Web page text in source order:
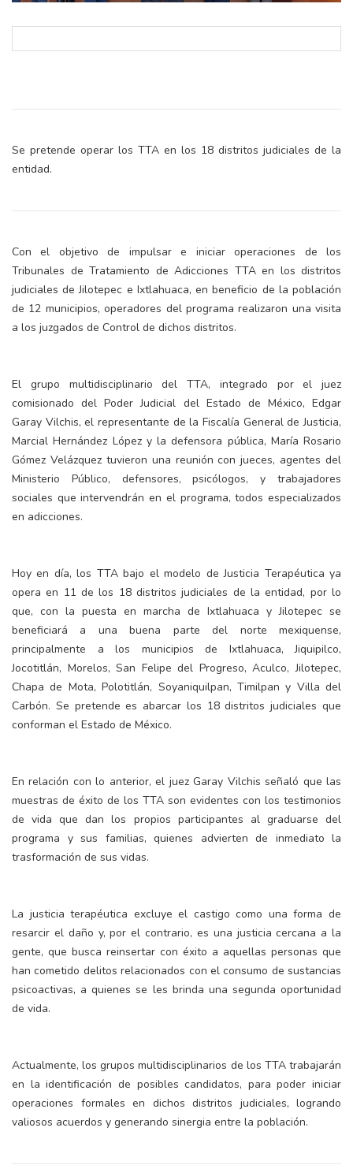
Se pretende operar los TTA en los 18 distritos judiciales de la
entidad.
Con el objetivo de impulsar e iniciar operaciones de los
Tribunales de Tratamiento de Adicciones TTA en los distritos
judiciales de Jilotepec e Ixtlahuaca, en beneficio de la población
de 12 municipios, operadores del programa realizaron una visita
a los juzgados de Control de dichos distritos.
El grupo multidisciplinario del TTA, integrado por el juez
comisionado del Poder Judicial del Estado de México, Edgar
Garay Vilchis, el representante de la Fiscalía General de Justicia,
Marcial Hernández López y la defensora pública, María Rosario
Gómez Velázquez tuvieron una reunión con jueces, agentes del
Ministerio Público, defensores, psicólogos, y trabajadores
sociales que intervendrán en el programa, todos especializados
en adicciones.
Hoy en día, los TTA bajo el modelo de Justicia Terapéutica ya
opera en 11 de los 18 distritos judiciales de la entidad, por lo
que, con la puesta en marcha de Ixtlahuaca y Jilotepec se
beneficiará a una buena parte del norte mexiquense,
principalmente a los municipios de Ixtlahuaca, Jiquipilco,
Jocotitlán, Morelos, San Felipe del Progreso, Aculco, Jilotepec,
Chapa de Mota, Polotitlán, Soyaniquilpan, Timilpan y Villa del
Carbón. Se pretende es abarcar los 18 distritos judiciales que
conforman el Estado de México.
En relación con lo anterior, el juez Garay Vilchis señaló que las
muestras de éxito de los TTA son evidentes con los testimonios
de vida que dan los propios participantes al graduarse del
programa y sus familias, quienes advierten de inmediato la
trasformación de sus vidas.
La justicia terapéutica excluye el castigo como una forma de
resarcir el daño y, por el contrario, es una justicia cercana a la
gente, que busca reinsertar con éxito a aquellas personas que
han cometido delitos relacionados con el consumo de sustancias
psicoactivas, a quienes se les brinda una segunda oportunidad
de vida.
Actualmente, los grupos multidisciplinarios de los TTA trabajarán
en la identificación de posibles candidatos, para poder iniciar
operaciones formales en dichos distritos judiciales, logrando
valiosos acuerdos y generando sinergia entre la población.